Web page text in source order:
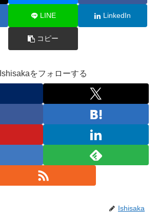
LINE LinkedIn
コピー
Ishisakaをフォローする
Ishisaka